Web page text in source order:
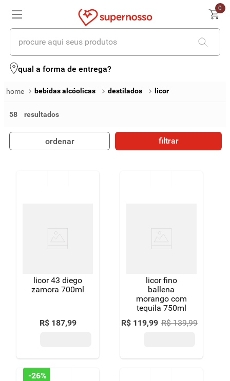
0
procure aqui seus produtos
qual a forma de entrega?
bebidas alcóolicas destilados licor
58
ordenar filtrar
licor 43 diego
zamora 700ml
R$ 187,99
licor fino
ballena
morango com
tequila 750ml
R$ 119,99 R$ 139,99
-26%
termos mais buscados
4º iogurte
chocolate